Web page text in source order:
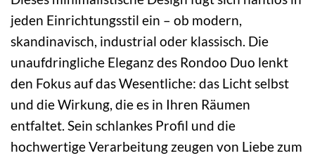
jeden Einrichtungsstil ein – ob modern,
skandinavisch, industrial oder klassisch. Die
unaufdringliche Eleganz des Rondoo Duo lenkt
den Fokus auf das Wesentliche: das Licht selbst
und die Wirkung, die es in Ihren Räumen
entfaltet. Sein schlankes Profil und die
hochwertige Verarbeitung zeugen von Liebe zum